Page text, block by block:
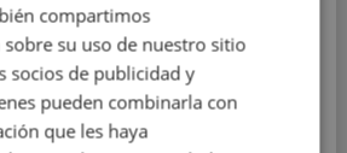
20 €/h
compartimos
su uso de nuestro sitio
socios de publicidad y
pueden combinarla con
que les haya